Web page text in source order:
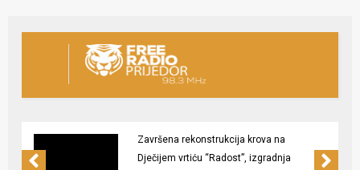
Završena rekonstrukcija krova na
Dječijem vrtiću “Radost”, izgradnja